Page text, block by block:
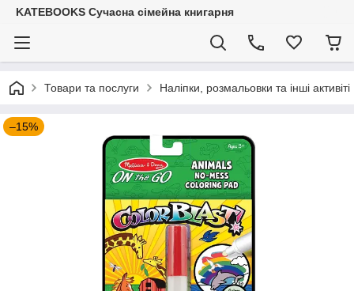
KATEBOOKS Сучасна сімейна книгарня
Товари та послуги Наліпки, розмальовки та інші активіті
–15%